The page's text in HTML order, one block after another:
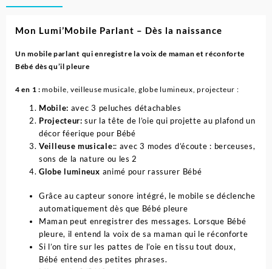
Mon Lumi’Mobile Parlant – Dès la naissance
Un mobile parlant qui enregistre la voix de maman et réconforte
Bébé dès qu’il pleure
4 en 1 : mobile, veilleuse musicale, globe lumineux, projecteur :
Mobile: avec 3 peluches détachables
Projecteur: sur la tête de l’oie qui projette au plafond un
décor féerique pour Bébé
Veilleuse musicale:: avec 3 modes d’écoute : berceuses,
sons de la nature ou les 2
Globe lumineux animé pour rassurer Bébé
Grâce au capteur sonore intégré, le mobile se déclenche
automatiquement dès que Bébé pleure
Maman peut enregistrer des messages. Lorsque Bébé
pleure, il entend la voix de sa maman qui le réconforte
Si l’on tire sur les pattes de l’oie en tissu tout doux,
Bébé entend des petites phrases.